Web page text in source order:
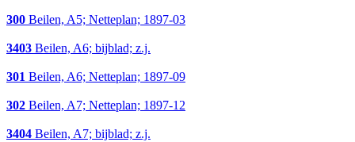
300 Beilen, A5; Netteplan; 1897-03
3403 Beilen, A6; bijblad; z.j.
301 Beilen, A6; Netteplan; 1897-09
302 Beilen, A7; Netteplan; 1897-12
3404 Beilen, A7; bijblad; z.j.